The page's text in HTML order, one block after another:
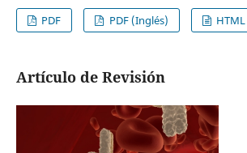
PDF
PDF (Inglés) HTML
Artículo de Revisión